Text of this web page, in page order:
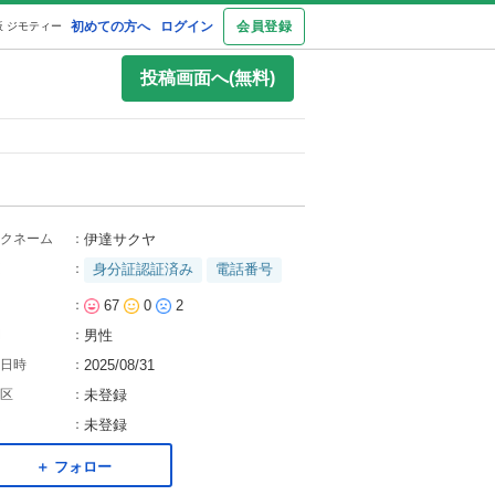
初めての方へ ログイン 会員登録
ジモティー
投稿画面へ(無料)
ネーム ： 伊達サクヤ
： 身分証認証済み 電話番号
： 67 0 2
： 男性
時 ： 2025/08/31
： 未登録
： 未登録
＋ フォロー